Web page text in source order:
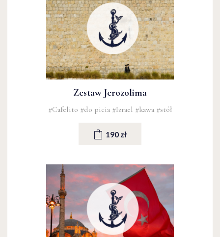
Zestaw Jerozolima
#Cafelito #do picia #Izrael #kawa #stół
190 zł